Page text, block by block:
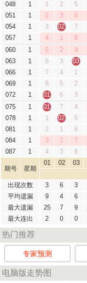
048
1 1 2 5
051
1 2 3 6
054
1 3 02 7
057
1 4 1 8
060
1 5 2 9
063
1 6 3 03
066
1 7 4 1
069
1 8 5 2
072
1 01 6 3
075
1 01 7 4
078
1 1 02 5
081
1 2 1 6
084
1 3 2 7
087
1 4 3 8
期号 星期
01 02 03
出现次数
3 6 3
平均遗漏
9 4 6
最大遗漏
25 7 9
最大连出
2 0 0
热门推荐
专家预测
电脑版走势图